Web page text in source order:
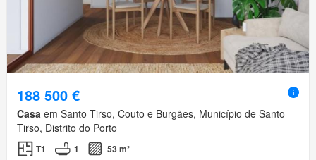
188 500 €
Casa em Santo Tirso, Couto e Burgães, Município de Santo
Tirso, Distrito do Porto
T1 1
53 m²